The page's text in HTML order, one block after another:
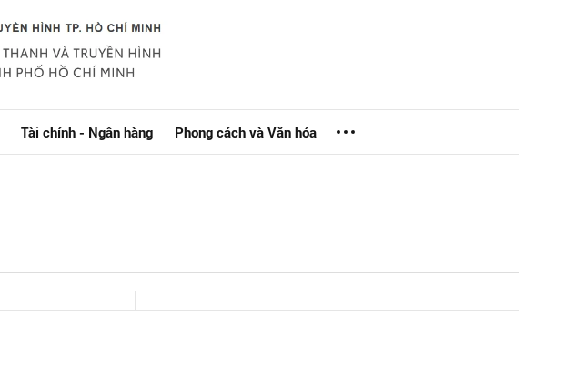
Tài chính - Ngân hàng Phong cách và Văn hóa